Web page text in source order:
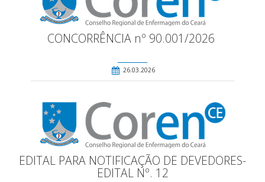
CONCORRÊNCIA nº 90.001/2026
26.03.2026
EDITAL PARA NOTIFICAÇÃO DE DEVEDORES-
EDITAL Nº. 12